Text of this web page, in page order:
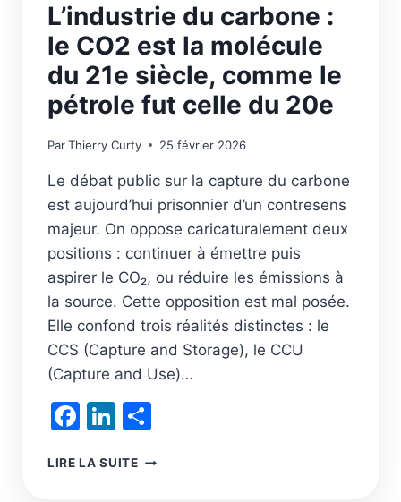
L’industrie du carbone :
le CO2 est la molécule
du 21e siècle, comme le
pétrole fut celle du 20e
ParThierry Curty 25 février 2026
Le débat public sur la capture du carbone
est aujourd’hui prisonnier d’un contresens
majeur. On oppose caricaturalement deux
positions : continuer à émettre puis
aspirer le CO₂, ou réduire les émissions à
la source. Cette opposition est mal posée.
Elle confond trois réalités distinctes : le
CCS (Capture and Storage), le CCU
(Capture and Use)…
Facebook
LinkedIn
LIRE LA SUITEL’INDUSTRIE